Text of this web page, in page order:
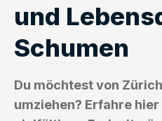
und
Schumen
Du möchtest von
umziehen? Erfahre